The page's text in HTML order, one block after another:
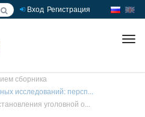
Вход Регистрация
сборника
исследований: персп...
уголовной о...